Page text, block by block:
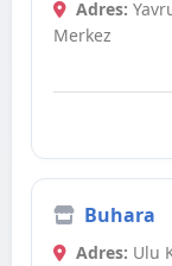
Adres:
Merkez
Buhara
Adres: Ulu